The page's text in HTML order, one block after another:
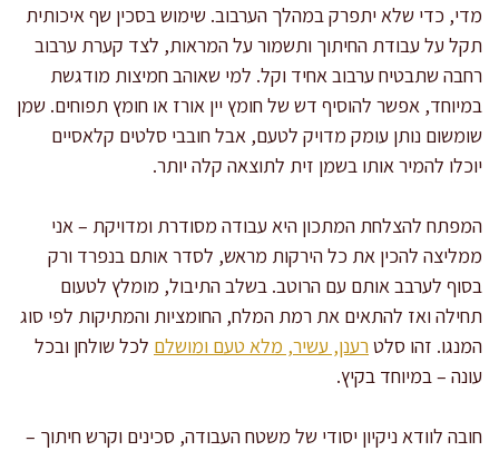
מדי, כדי שלא יתפרק במהלך הערבוב. שימוש בסכין שף איכותית
תקל על עבודת החיתוך ותשמור על המראות, לצד קערת ערבוב
רחבה שתבטיח ערבוב אחיד וקל. למי שאוהב חמיצות מודגשת
במיוחד, אפשר להוסיף דש של חומץ יין אורז או חומץ תפוחים. שמן
שומשום נותן עומק מדויק לטעם, אבל חובבי סלטים קלאסיים
יוכלו להמיר אותו בשמן זית לתוצאה קלה יותר.
המפתח להצלחת המתכון היא עבודה מסודרת ומדויקת – אני
ממליצה להכין את כל הירקות מראש, לסדר אותם בנפרד ורק
בסוף לערבב אותם עם הרוטב. בשלב התיבול, מומלץ לטעום
תחילה ואז להתאים את רמת המלח, החומציות והמתיקות לפי סוג
המנגו. זהו סלט רענן, עשיר, מלא טעם ומושלם לכל שולחן ובכל
עונה – במיוחד בקיץ.
חובה לוודא ניקיון יסודי של משטח העבודה, סכינים וקרש חיתוך –